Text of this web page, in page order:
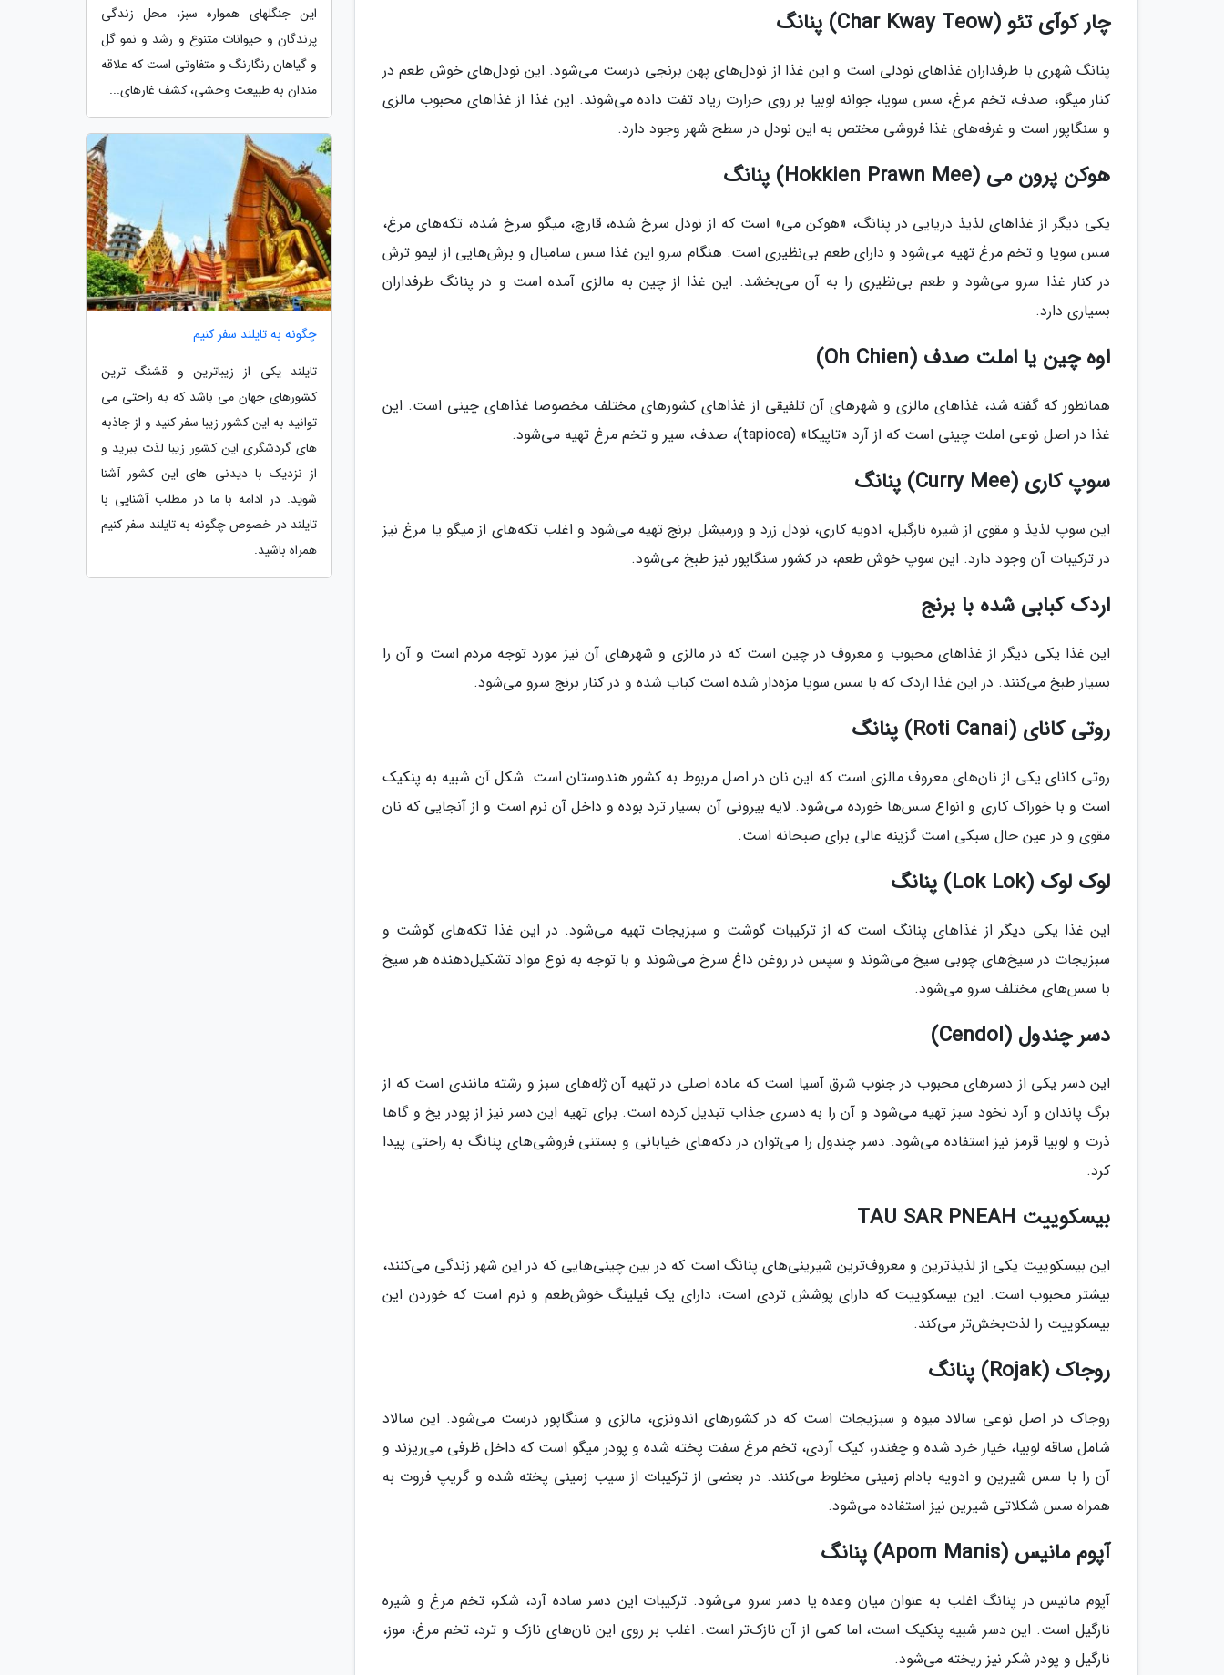
چار کوآی تئو (Char Kway Teow) پنانگ
پنانگ شهری با طرفداران غذاهای نودلی است و این غذا از نودل‌های پهن برنجی درست می‌شود. این نودل‌های خوش طعم در
کنار میگو، صدف، تخم مرغ، سس سویا، جوانه لوبیا بر روی حرارت زیاد تفت داده می‌شوند. این غذا از غذاهای محبوب مالزی
و سنگاپور است و غرفه‌های غذا فروشی مختص به این نودل در سطح شهر وجود دارد.
هوکن پرون می (Hokkien Prawn Mee) پنانگ
یکی دیگر از غذاهای لذیذ دریایی در پنانگ، «هوکن می» است که از نودل سرخ شده، قارچ، میگو سرخ شده، تکه‌های مرغ،
سس سویا و تخم مرغ تهیه می‌شود و دارای طعم بی‌نظیری است. هنگام سرو این غذا سس سامبال و برش‌هایی از لیمو ترش
در کنار غذا سرو می‌شود و طعم بی‌نظیری را به آن می‌بخشد. این غذا از چین به مالزی آمده است و در پنانگ طرفداران
بسیاری دارد.
اوه چین یا املت صدف (Oh Chien)
همانطور که گفته شد، غذاهای مالزی و شهرهای آن تلفیقی از غذاهای کشورهای مختلف مخصوصا غذاهای چینی است. این
غذا در اصل نوعی املت چینی است که از آرد «تاپیکا» (tapioca)، صدف، سیر و تخم مرغ تهیه می‌شود.
سوپ کاری (Curry Mee) پنانگ
این سوپ لذیذ و مقوی از شیره نارگیل، ادویه کاری، نودل زرد و ورمیشل برنج تهیه می‌شود و اغلب تکه‌های از میگو یا مرغ نیز
در ترکیبات آن وجود دارد. این سوپ خوش طعم، در کشور سنگاپور نیز طبخ می‌شود.
اردک کبابی شده با برنج
این غذا یکی دیگر از غذاهای محبوب و معروف در چین است که در مالزی و شهرهای آن نیز مورد توجه مردم است و آن را
بسیار طبخ می‌کنند. در این غذا اردک که با سس سویا مزه‌دار شده است کباب شده و در کنار برنج سرو می‌شود.
روتی کانای (Roti Canai) پنانگ
روتی کانای یکی از نان‌های معروف مالزی است که این نان در اصل مربوط به کشور هندوستان است. شکل آن شبیه به پنکیک
است و با خوراک کاری و انواع سس‌ها خورده می‌شود. لایه بیرونی آن بسیار ترد بوده و داخل آن نرم است و از آنجایی که نان
مقوی و در عین حال سبکی است گزینه عالی برای صبحانه است.
لوک لوک (Lok Lok) پنانگ
این غذا یکی دیگر از غذاهای پنانگ است که از ترکیبات گوشت و سبزیجات تهیه می‌شود. در این غذا تکه‌های گوشت و
سبزیجات در سیخ‌های چوبی سیخ می‌شوند و سپس در روغن داغ سرخ می‌شوند و با توجه به نوع مواد تشکیل‌دهنده هر سیخ
با سس‌های مختلف سرو می‌شود.
دسر چندول (Cendol)
این دسر یکی از دسرهای محبوب در جنوب شرق آسیا است که ماده اصلی در تهیه آن ژله‌های سبز و رشته مانندی است که از
برگ پاندان و آرد نخود سبز تهیه می‌شود و آن را به دسری جذاب تبدیل کرده است. برای تهیه این دسر نیز از پودر یخ و گاها
ذرت و لوبیا قرمز نیز استفاده می‌شود. دسر چندول را می‌توان در دکه‌های خیابانی و بستنی فروشی‌های پنانگ به راحتی پیدا
کرد.
بیسکوییت TAU SAR PNEAH
این بیسکوییت یکی از لذیذترین و معروف‌ترین شیرینی‌های پنانگ است که در بین چینی‌هایی که در این شهر زندگی می‌کنند،
بیشتر محبوب است. این بیسکوییت که دارای پوشش تردی است، دارای یک فیلینگ خوش‌طعم و نرم است که خوردن این
بیسکوییت را لذت‌بخش‌تر می‌کند.
روجاک (Rojak) پنانگ
روجاک در اصل نوعی سالاد میوه و سبزیجات است که در کشورهای اندونزی، مالزی و سنگاپور درست می‌شود. این سالاد
شامل ساقه لوبیا، خیار خرد شده و چغندر، کیک آردی، تخم مرغ سفت پخته شده و پودر میگو است که داخل ظرفی می‌ریزند و
آن را با سس شیرین و ادویه بادام زمینی مخلوط می‌کنند. در بعضی از ترکیبات از سیب زمینی پخته شده و گریپ فروت به
همراه سس شکلاتی شیرین نیز استفاده می‌شود.
آپوم مانیس (Apom Manis) پنانگ
آپوم مانیس در پنانگ اغلب به عنوان میان وعده یا دسر سرو می‌شود. ترکیبات این دسر ساده آرد، شکر، تخم مرغ و شیره
نارگیل است. این دسر شبیه پنکیک است، اما کمی از آن نازک‌تر است. اغلب بر روی این نان‌های نازک و ترد، تخم مرغ، موز،
نارگیل و پودر شکر نیز ریخته می‌شود.
این جنگلهای همواره سبز، محل زندگی
پرندگان و حیوانات متنوع و رشد و نمو گل
و گیاهان رنگارنگ و متفاوتی است که علاقه
مندان به طبیعت وحشی، کشف غارهای...
چگونه به تایلند سفر کنیم
تایلند یکی از زیباترین و قشنگ ترین
کشورهای جهان می باشد که به راحتی می
توانید به این کشور زیبا سفر کنید و از جاذبه
های گردشگری این کشور زیبا لذت ببرید و
از نزدیک با دیدنی های این کشور آشنا
شوید. در ادامه با ما در مطلب آشنایی با
تایلند در خصوص چگونه به تایلند سفر کنیم
همراه باشید.